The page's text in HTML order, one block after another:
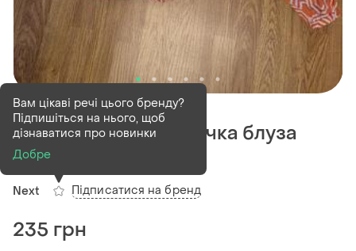
В наявності1 шт
Фірмова легка сорочка блуза
рубашка
Next
Вам цікаві речі цього бренду?
Підпишіться на нього, щоб
дізнаватися про новинки
Добре
Підписатися на бренд
235 грн